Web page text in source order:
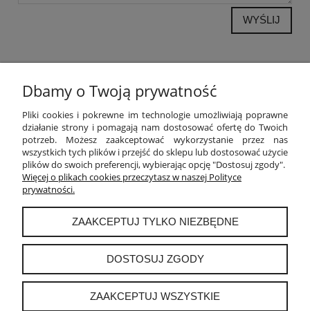
WYŚLIJ
POMOC
MOJE KONTO
PŁATNOŚCI I DOSTAWA
INFORMACJE
O NAS
instagram
Dbamy o Twoją prywatność
Pliki cookies i pokrewne im technologie umożliwiają poprawne
działanie strony i pomagają nam dostosować ofertę do Twoich
potrzeb. Możesz zaakceptować wykorzystanie przez nas
wszystkich tych plików i przejść do sklepu lub dostosować użycie
plików do swoich preferencji, wybierając opcję "Dostosuj zgody".
Więcej o plikach cookies przeczytasz w naszej Polityce
prywatności.
ZAAKCEPTUJ TYLKO NIEZBĘDNE
DOSTOSUJ ZGODY
ZAAKCEPTUJ WSZYSTKIE